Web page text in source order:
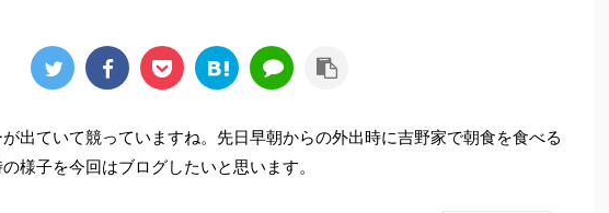
出ていて競っていますね。先日早朝からの外出時に吉野家で朝食を食べる
様子を今回はブログしたいと思います。